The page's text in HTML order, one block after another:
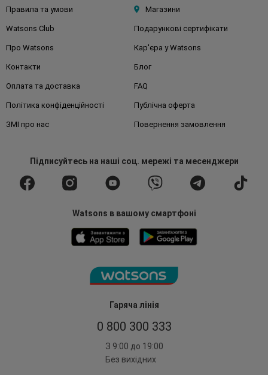
Гаряча лінія
0 800 300 333
З 9:00 до 19:00
Без вихідних
Правила та умови Магазини
Watsons Club Подарункові сертифікати
Про Watsons Кар'єра у Watsons
Контакти Блог
Оплата та доставка FAQ
Політика конфіденційності Публічна оферта
ЗМІ про нас Повернення замовлення
Підписуйтесьна наші соц. мережі та месенджери
Watsons в вашому смартфоні